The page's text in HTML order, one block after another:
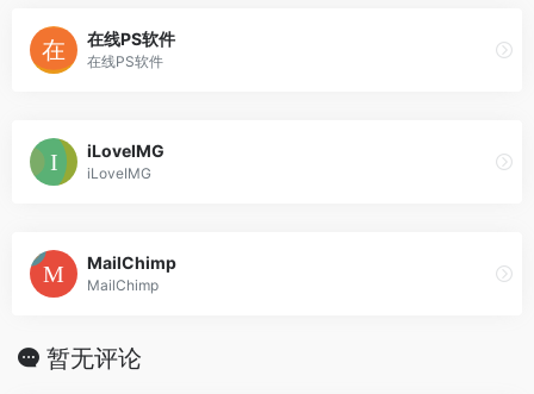
在线PS软件
在线PS软件
iLoveIMG
iLoveIMG
MailChimp
MailChimp
暂无评论